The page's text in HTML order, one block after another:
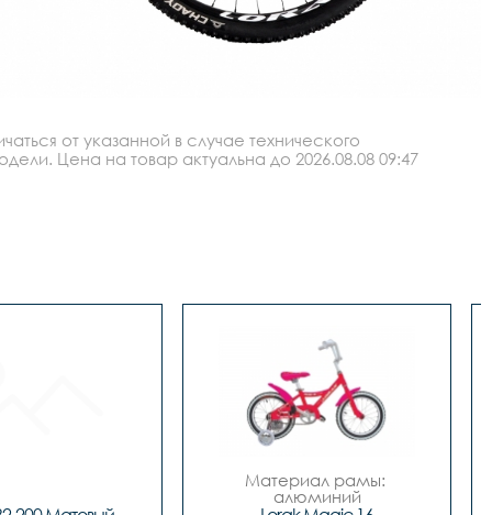
от указанной в случае технического
Цена на товар актуальна до 2026.08.08 09:47
Материал рамы:
алюминий